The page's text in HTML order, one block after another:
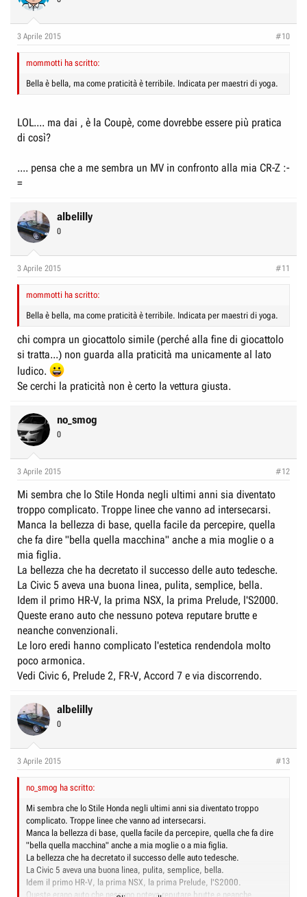
3 Aprile 2015 #10
mommotti ha scritto:
Bella è bella, ma come praticità è terribile. Indicata per maestri di yoga.
LOL.... ma dai , è la Coupè, come dovrebbe essere più pratica
di così?
.... pensa che a me sembra un MV in confronto alla mia CR-Z :-
=
albelilly
0
3 Aprile 2015 #11
mommotti ha scritto:
Bella è bella, ma come praticità è terribile. Indicata per maestri di yoga.
chi compra un giocattolo simile (perché alla fine di giocattolo
si tratta...) non guarda alla praticità ma unicamente al lato
ludico.
Se cerchi la praticità non è certo la vettura giusta.
no_smog
0
3 Aprile 2015 #12
Mi sembra che lo Stile Honda negli ultimi anni sia diventato
troppo complicato. Troppe linee che vanno ad intersecarsi.
Manca la bellezza di base, quella facile da percepire, quella
che fa dire "bella quella macchina" anche a mia moglie o a
mia figlia.
La bellezza che ha decretato il successo delle auto tedesche.
La Civic 5 aveva una buona linea, pulita, semplice, bella.
Idem il primo HR-V, la prima NSX, la prima Prelude, l'S2000.
Queste erano auto che nessuno poteva reputare brutte e
neanche convenzionali.
Le loro eredi hanno complicato l'estetica rendendola molto
poco armonica.
Vedi Civic 6, Prelude 2, FR-V, Accord 7 e via discorrendo.
albelilly
0
3 Aprile 2015 #13
no_smog ha scritto:
Mi sembra che lo Stile Honda negli ultimi anni sia diventato troppo
complicato. Troppe linee che vanno ad intersecarsi.
Manca la bellezza di base, quella facile da percepire, quella che fa dire
"bella quella macchina" anche a mia moglie o a mia figlia.
La bellezza che ha decretato il successo delle auto tedesche.
La Civic 5 aveva una buona linea, pulita, semplice, bella.
Idem il primo HR-V, la prima NSX, la prima Prelude, l'S2000.
Queste erano auto che nessuno poteva reputare brutte e neanche